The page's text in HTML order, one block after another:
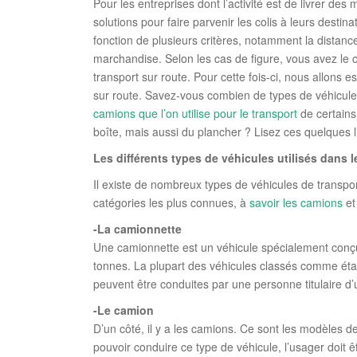
solutions pour faire parvenir les colis à leurs
fonction de plusieurs critères, notamment la
marchandise. Selon les cas de figure, vous avez
transport sur route. Pour cette fois-ci, nous allons
sur route. Savez-vous combien de types de
camions que l’on utilise pour le transport de
boîte, mais aussi du plancher ? Lisez ces quelques
Les différents types de véhicules utilisés dans
Il existe de nombreux types de véhicules de
catégories les plus connues, à savoir les camions
-La camionnette
Une camionnette est un véhicule spécialement
tonnes. La plupart des véhicules classés comme
peuvent être conduites par une personne titulaire
-Le camion
D’un côté, il y a les camions. Ce sont les modèles
pouvoir conduire ce type de véhicule, l’usager doit